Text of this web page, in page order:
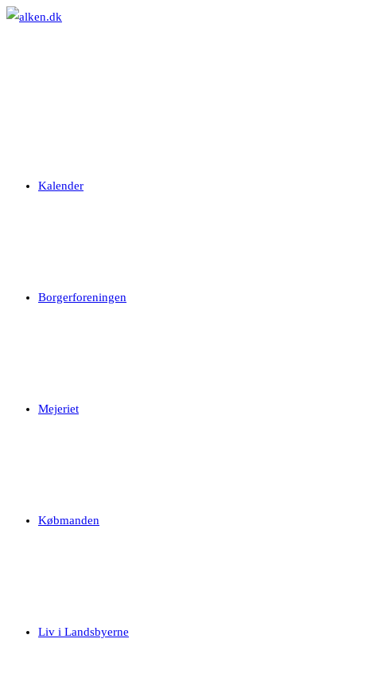
Skip
Kalender
Borgerforeningen
Mejeriet
Købmanden
Liv i Landsbyerne